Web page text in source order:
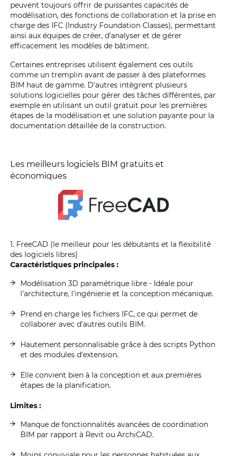
peuvent toujours offrir de puissantes capacités de
modélisation, des fonctions de collaboration et la prise en
charge des IFC (Industry Foundation Classes), permettant
ainsi aux équipes de créer, d'analyser et de gérer
efficacement les modèles de bâtiment.
Certaines entreprises utilisent également ces outils
comme un tremplin avant de passer à des plateformes
BIM haut de gamme. D'autres intègrent plusieurs
solutions logicielles pour gérer des tâches différentes, par
exemple en utilisant un outil gratuit pour les premières
étapes de la modélisation et une solution payante pour la
documentation détaillée de la construction.
Les meilleurs logiciels BIM gratuits et
économiques
1. FreeCAD (le meilleur pour les débutants et la flexibilité
des logiciels libres)
Caractéristiques principales :
Modélisation 3D paramétrique libre - Idéale pour
l'architecture, l'ingénierie et la conception mécanique.
Prend en charge les fichiers IFC, ce qui permet de
collaborer avec d'autres outils BIM.
Hautement personnalisable grâce à des scripts Python
et des modules d'extension.
Elle convient bien à la conception et aux premières
étapes de la planification.
Limites :
Manque de fonctionnalités avancées de coordination
BIM par rapport à Revit ou ArchiCAD.